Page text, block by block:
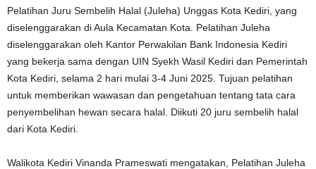
Pelatihan Juru Sembelih Halal (Juleha) Unggas Kota Kediri, yang
diselenggarakan di Aula Kecamatan Kota. Pelatihan Juleha
diselenggarakan oleh Kantor Perwakilan Bank Indonesia Kediri
yang bekerja sama dengan UIN Syekh Wasil Kediri dan Pemerintah
Kota Kediri, selama 2 hari mulai 3-4 Juni 2025. Tujuan pelatihan
untuk memberikan wawasan dan pengetahuan tentang tata cara
penyembelihan hewan secara halal. Diikuti 20 juru sembelih halal
dari Kota Kediri.
Walikota Kediri Vinanda Prameswati mengatakan, Pelatihan Juleha